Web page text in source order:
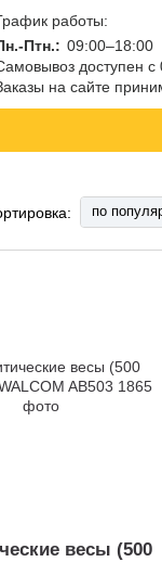
работы:
Птн.: 09:00–18:00
доступен с
на сайте
по
весы (500